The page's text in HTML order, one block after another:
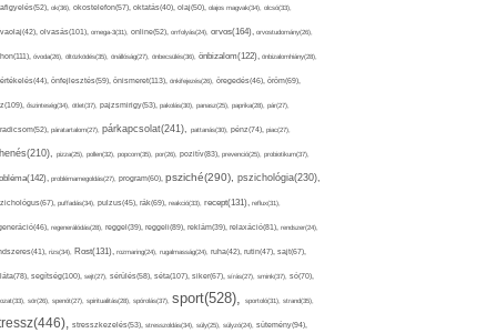
ok(36), okostelefon(57), oktatás(40), olaj(50), olajos magvak(34), olcsó(33),
olvasás(101), omega-3(31), online(52), orrfolyás(24), orvos(164), orvostudomány(26),
óvoda(26), öltözködés(35), önállóság(27), önbecsülés(36), önbizalom(122), önbizalomhiány(28),
önfejlesztés(59), önismeret(113), önkifejezés(26), öregedés(46), öröm(69),
őszinteség(34), ötlet(37), pajzsmirigy(53), pakolás(30), panasz(25), paprika(28), pár(27),
páratartalom(27), párkapcsolat(241), pattanás(30), pénz(74), piac(27),
pizza(25), pollen(32), popcorn(35), por(26), pozitív(83), prevenció(25), probiotikum(37),
problémamegoldás(27), program(60), psziché(290), pszichológia(230),
puffadás(34), pulzus(45), rák(69), reakció(33), recept(131), reflux(31),
regenerálódás(28), reggel(39), reggeli(89), reklám(39), relaxáció(81), rendszer(24),
rizs(34), Rost(131), rozmaring(24), rugalmasság(24), ruha(42), rutin(47), sajt(67),
segítség(100), sejt(27), sérülés(58), séta(107), siker(67), sírás(27), smink(37), só(70),
sör(26), spenót(27), spiritualitás(28), spórolás(37), sport(528), sportoló(31), strand(35),
stresszkezelés(53), stresszoldás(34), súly(25), súlyzó(24), sütemény(94),